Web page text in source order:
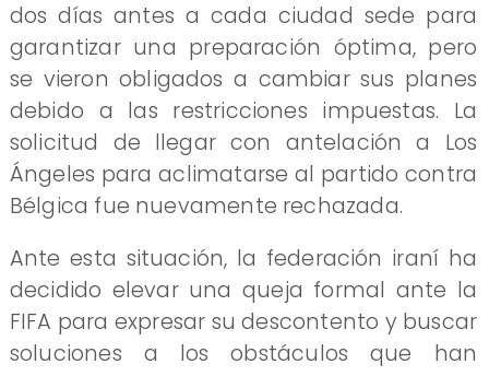
dos días antes a cada ciudad sede para
garantizar una preparación óptima, pero
se vieron obligados a cambiar sus planes
debido a las restricciones impuestas. La
solicitud de llegar con antelación a Los
Ángeles para aclimatarse al partido contra
Bélgica fue nuevamente rechazada.
Ante esta situación, la federación iraní ha
decidido elevar una queja formal ante la
FIFA para expresar su descontento y buscar
soluciones a los obstáculos que han